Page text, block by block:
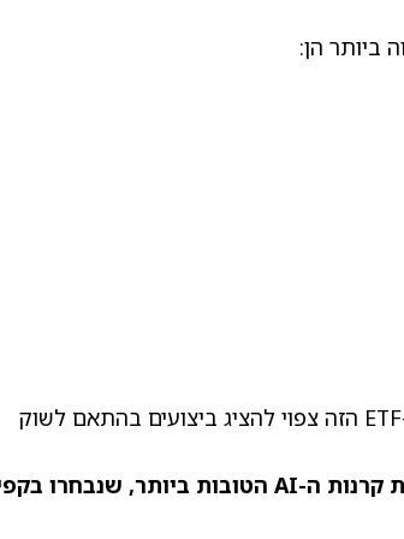
יצוין כי לקרן הסל VTI Smart Score הוא שבע, מה שמרמז שה-ETF הזה צפוי להציג ביצועים בהתאם לשוק
קרנות ה-AI הטובות ביותר
, שנבחרו